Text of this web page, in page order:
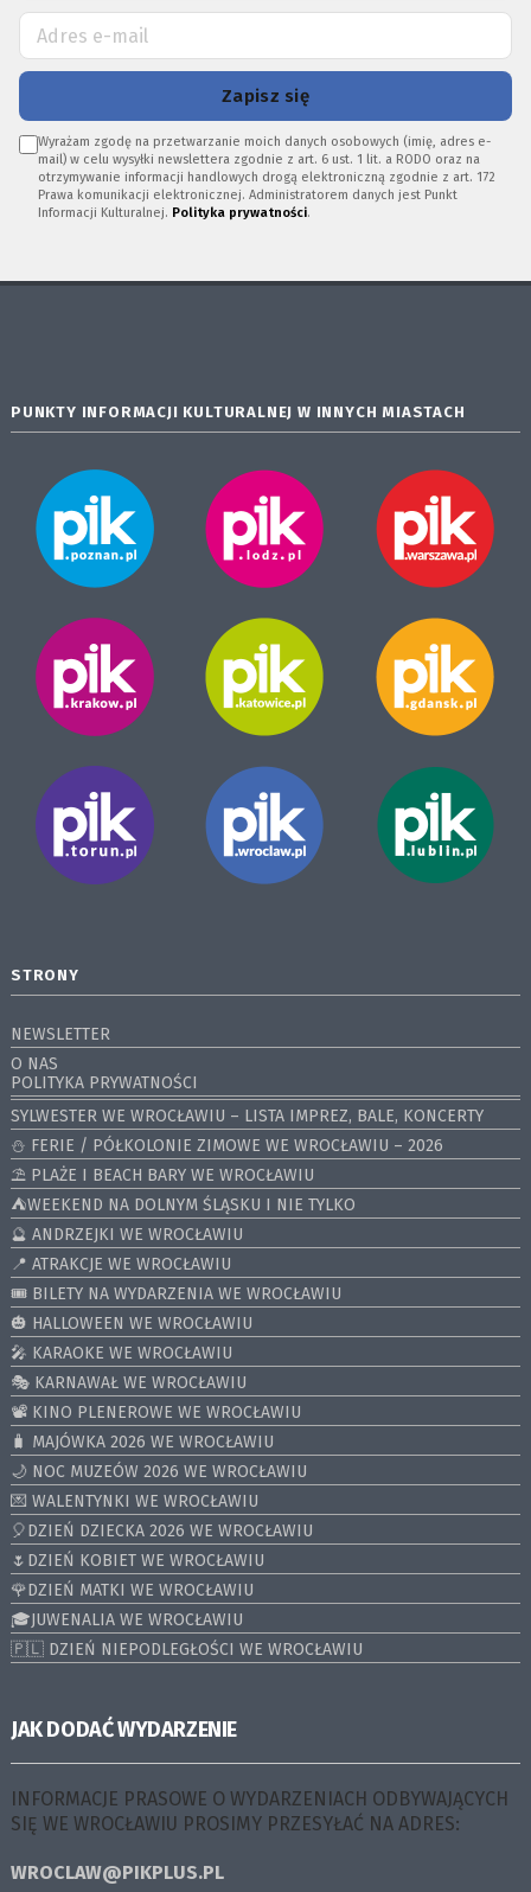
Zapisz się
Wyrażam zgodę na przetwarzanie moich danych osobowych (imię, adres e-
mail) w celu wysyłki newslettera zgodnie z art. 6 ust. 1 lit. a RODO oraz na
otrzymywanie informacji handlowych drogą elektroniczną zgodnie z art. 172
Prawa komunikacji elektronicznej. Administratorem danych jest Punkt
Informacji Kulturalnej. Polityka prywatności.
PUNKTY INFORMACJI KULTURALNEJ W INNYCH MIASTACH
STRONY
NEWSLETTER
O NAS
POLITYKA PRYWATNOŚCI
SYLWESTER WE WROCŁAWIU – LISTA IMPREZ, BALE, KONCERTY
⛄️ FERIE / PÓŁKOLONIE ZIMOWE WE WROCŁAWIU – 2026
⛱️ PLAŻE I BEACH BARY WE WROCŁAWIU
⛺️WEEKEND NA DOLNYM ŚLĄSKU I NIE TYLKO
🔮 ANDRZEJKI WE WROCŁAWIU
📍 ATRAKCJE WE WROCŁAWIU
🎟️ BILETY NA WYDARZENIA WE WROCŁAWIU
🎃 HALLOWEEN WE WROCŁAWIU
🎤 KARAOKE WE WROCŁAWIU
🎭 KARNAWAŁ WE WROCŁAWIU
📽️ KINO PLENEROWE WE WROCŁAWIU
🧳 MAJÓWKA 2026 WE WROCŁAWIU
🌙 NOC MUZEÓW 2026 WE WROCŁAWIU
💌 WALENTYNKI WE WROCŁAWIU
🎈DZIEŃ DZIECKA 2026 WE WROCŁAWIU
🌷DZIEŃ KOBIET WE WROCŁAWIU
🌹DZIEŃ MATKI WE WROCŁAWIU
🎓JUWENALIA WE WROCŁAWIU
🇵🇱 DZIEŃ NIEPODLEGŁOŚCI WE WROCŁAWIU
JAK DODAĆ WYDARZENIE
INFORMACJE PRASOWE O WYDARZENIACH ODBYWAJĄCYCH
SIĘ WE WROCŁAWIU PROSIMY PRZESYŁAĆ NA ADRES:
WROCLAW@PIKPLUS.PL